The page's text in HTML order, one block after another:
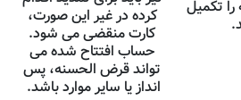
تکمیل
کرده در غیر این صورت،
کارت منقضی می شود.
حساب افتتاح شده می
تواند قرض الحسنه، پس
انداز یا سایر موارد باشد.